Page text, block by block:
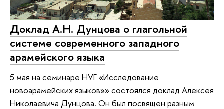
Доклад А.Н. Дунцова о глагольной
системе современного западного
арамейского языка
5 мая на семинаре НУГ «Исследование
новоарамейских языков»» состоялся доклад Алексея
Николаевича Дунцова. Он был посвящен разным